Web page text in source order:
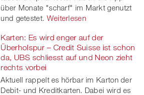
über Monate "scharf" im Markt genutzt
und getestet. Weiterlesen
Karten: Es wird enger auf der
Überholspur – Credit Suisse ist schon
da, UBS schliesst auf und Neon zieht
rechts vorbei
Aktuell rappelt es hörbar im Karton der
Debit- und Kreditkarten. Dabei wird es